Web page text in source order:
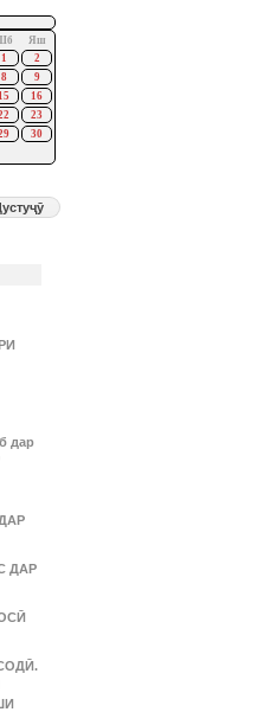
Яш
1
2
8
9
16
23
30
дар
ДАР